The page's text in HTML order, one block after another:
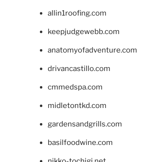
allin1roofing.com
keepjudgewebb.com
anatomyofadventure.com
drivancastillo.com
cmmedspa.com
midletontkd.com
gardensandgrills.com
basilfoodwine.com